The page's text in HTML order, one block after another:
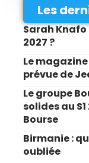
Les
Sarah Knafo
2027 ?
Le
prévue de
Le groupe
solides au
Bourse
Birmanie :
oubliée